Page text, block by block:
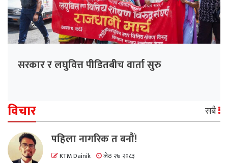
सरकार र लघुवित्त पीडितबीच वार्ता सुरु
विचार सबै
पहिला नागरिक त बनाैं!
KTM Dainik जेठ २७ २०८३